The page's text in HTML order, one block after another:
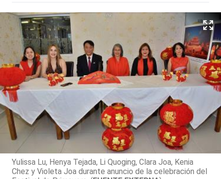
Yulissa Lu, Henya Tejada, Li Quoging, Clara Joa, Kenia
Chez y Violeta Joa durante anuncio de la celebración del